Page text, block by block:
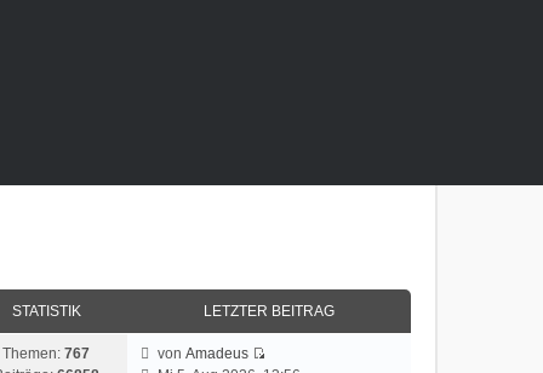
STATISTIK LETZTER BEITRAG
Themen: 767
vonAmadeus